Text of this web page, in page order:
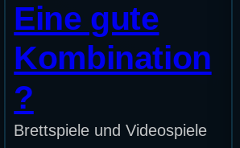
Eine gute
Kombination
?
Brettspiele und Videospiele